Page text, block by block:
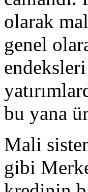
olarak
genel
bu yana
Mali
gibi